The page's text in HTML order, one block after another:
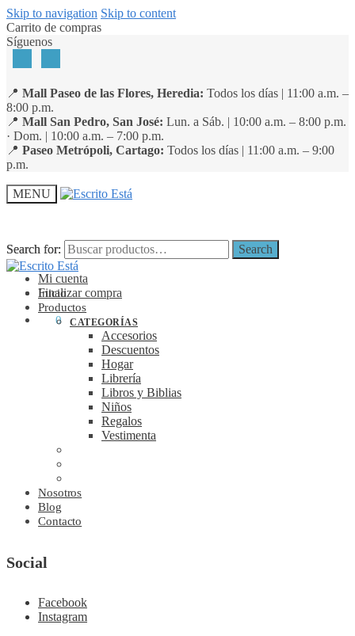
Skip to navigation Skip to content
Carrito de compras
Síguenos
📍 Mall Paseo de las Flores, Heredia: Todos los días | 11:00 a.m. –
8:00 p.m.
📍 Mall San Pedro, San José: Lun. a Sáb. | 10:00 a.m. – 8:00 p.m.
· Dom. | 10:00 a.m. – 7:00 p.m.
📍 Paseo Metrópoli, Cartago: Todos los días | 11:00 a.m. – 9:00
p.m.
MENU
Search for: Search
Mi cuenta
Finalizar compra
0
Search for: Search
Inicio
Productos
CATEGORÍAS
Accesorios
Descuentos
Hogar
Librería
Libros y Biblias
Niños
Regalos
Vestimenta
Nosotros
Blog
Contacto
Social
Facebook
Instagram